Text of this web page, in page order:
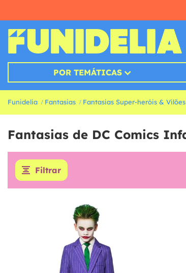
POR TEMÁTICAS
Funidelia Fantasias Fantasias Super-heróis & Vilões
Fantasias de DC Comics
Filtrar